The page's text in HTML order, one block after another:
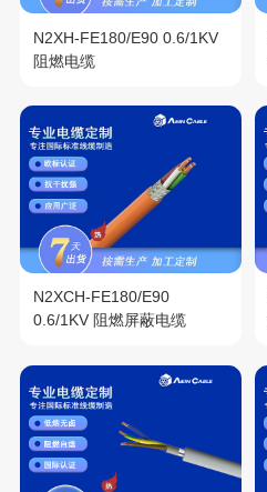
N2XH-FE180/E90 0.6/1KV
阻燃电缆
N2XCH-FE180/E90
0.6/1KV 阻燃屏蔽电缆